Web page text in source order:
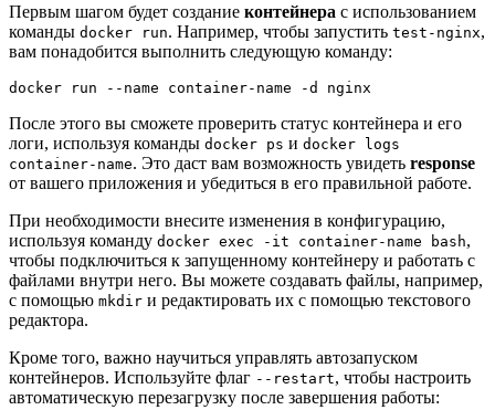
Первым шагом будет создание контейнера с использованием
команды docker run. Например, чтобы запустить test-nginx,
вам понадобится выполнить следующую команду:
docker run --name container-name -d nginx
После этого вы сможете проверить статус контейнера и его
логи, используя команды docker ps и docker logs
container-name. Это даст вам возможность увидеть response
от вашего приложения и убедиться в его правильной работе.
При необходимости внесите изменения в конфигурацию,
используя команду docker exec -it container-name bash,
чтобы подключиться к запущенному контейнеру и работать с
файлами внутри него. Вы можете создавать файлы, например,
с помощью mkdir и редактировать их с помощью текстового
редактора.
Кроме того, важно научиться управлять автозапуском
контейнеров. Используйте флаг --restart, чтобы настроить
автоматическую перезагрузку после завершения работы: